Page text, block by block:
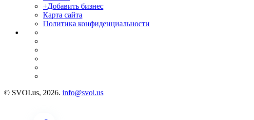
+Добавить бизнес
Карта сайта
Политика конфиденциальности
© SVOI.us, 2026. info@svoi.us